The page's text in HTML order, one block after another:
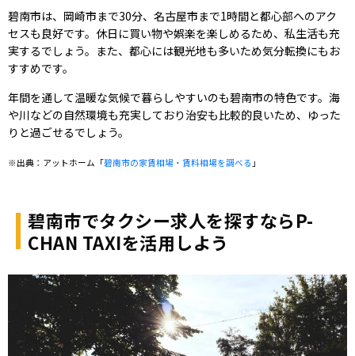
碧南市は、岡崎市まで30分、名古屋市まで1時間と都心部へのアク
セスも良好です。休日に買い物や娯楽を楽しめるため、私生活も充
実するでしょう。また、都心には観光地も多いため気分転換にもお
すすめです。
年間を通して温暖な気候で暮らしやすいのも碧南市の特色です。海
や川などの自然環境も充実しており治安も比較的良いため、ゆった
りと過ごせるでしょう。
※出典：アットホーム「碧南市の家賃相場・賃料相場を調べる 」
碧南市でタクシー求人を探すならP-
CHAN TAXIを活用しよう